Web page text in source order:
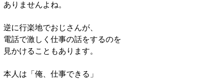
ありませんよね。
逆に行楽地でおじさんが、
電話で激しく仕事の話をするのを
見かけることもあります。
本人は「俺、仕事できる」